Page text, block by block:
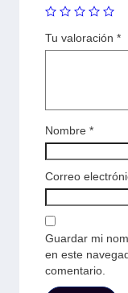
Tu valoración *
Nombre *
Correo
Guardar mi
en este
comentario.